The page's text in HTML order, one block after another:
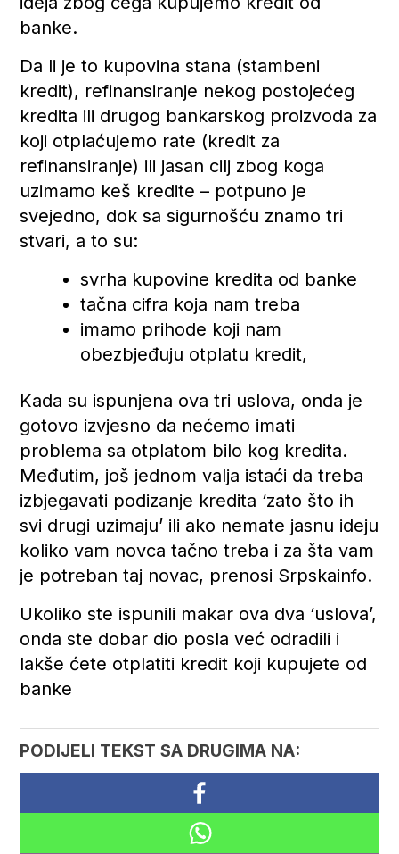
banke.
Da li je to kupovina stana (stambeni
kredit), refinansiranje nekog postojećeg
kredita ili drugog bankarskog proizvoda za
koji otplaćujemo rate (kredit za
refinansiranje) ili jasan cilj zbog koga
uzimamo keš kredite – potpuno je
svejedno, dok sa sigurnošću znamo tri
stvari, a to su:
svrha kupovine kredita od banke
tačna cifra koja nam treba
imamo prihode koji nam
obezbjeđuju otplatu kredit,
Kada su ispunjena ova tri uslova, onda je
gotovo izvjesno da nećemo imati
problema sa otplatom bilo kog kredita.
Međutim, još jednom valja istaći da treba
izbjegavati podizanje kredita ‘zato što ih
svi drugi uzimaju’ ili ako nemate jasnu ideju
koliko vam novca tačno treba i za šta vam
je potreban taj novac, prenosi Srpskainfo.
Ukoliko ste ispunili makar ova dva ‘uslova’,
onda ste dobar dio posla već odradili i
lakše ćete otplatiti kredit koji kupujete od
banke
PODIJELI TEKST SA DRUGIMA NA: